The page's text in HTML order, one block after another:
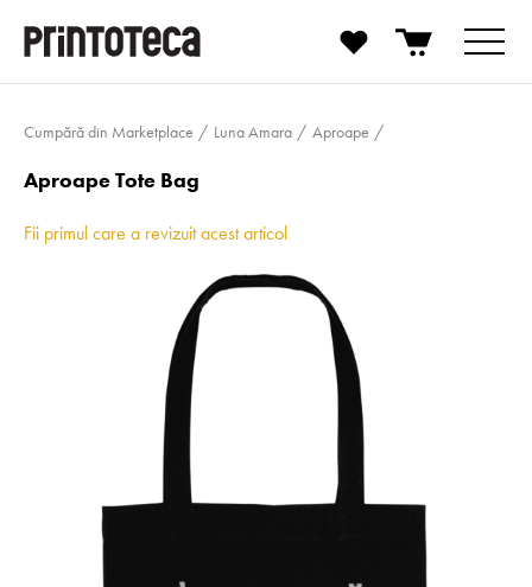
Cumpără din Marketplace Luna Amara Aproape
Aproape Tote Bag
Fii primul care a revizuit acest articol